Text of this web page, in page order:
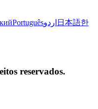
Portuguêsاردو 日本語한
reservados.